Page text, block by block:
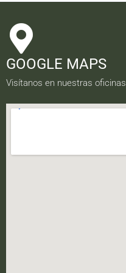
GOOGLE MAPS
Visítanos en nuestras oficinas